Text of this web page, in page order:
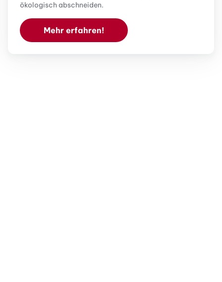
ökologisch abschneiden.
Mehr erfahren!